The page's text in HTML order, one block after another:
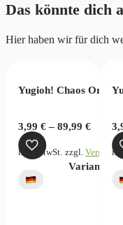
Menge
Das könnte dich
Hier haben wir für dich
(DE)
Blue-Eyes White
Yugioh! Chaos Origins
3,99€–89,99€
inkl. MwSt. zzgl.
Variante